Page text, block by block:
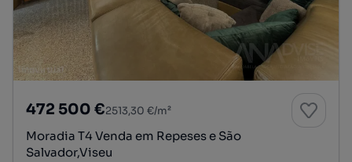
472 500 €2513,30 €/m²
Moradia T4 Venda em Repeses e São
Salvador,Viseu